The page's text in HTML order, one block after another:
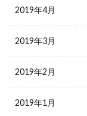
2019年4月
2019年3月
2019年2月
2019年1月